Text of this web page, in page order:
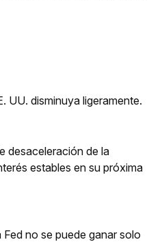
UU. disminuya ligeramente.
desaceleración de la
estables en su próxima
no se puede ganar solo